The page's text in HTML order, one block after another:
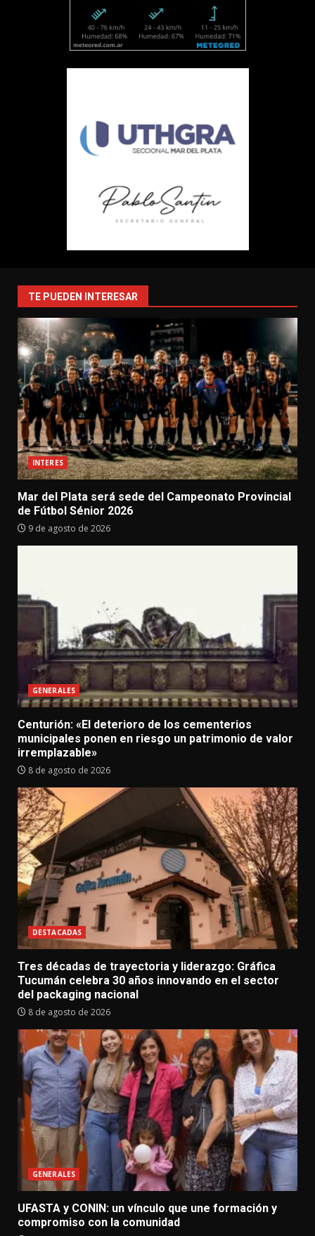
TE PUEDEN INTERESAR
INTERES
Mar del Plata será sede del Campeonato Provincial
de Fútbol Sénior 2026
9 de agosto de 2026
GENERALES
Centurión: «El deterioro de los cementerios
municipales ponen en riesgo un patrimonio de valor
irremplazable»
8 de agosto de 2026
DESTACADAS
Tres décadas de trayectoria y liderazgo: Gráfica
Tucumán celebra 30 años innovando en el sector
del packaging nacional
8 de agosto de 2026
GENERALES
UFASTA y CONIN: un vínculo que une formación y
compromiso con la comunidad